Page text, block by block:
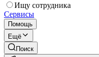
Ищу сотрудника
Сервисы
Помощь
Ещё
Поиск